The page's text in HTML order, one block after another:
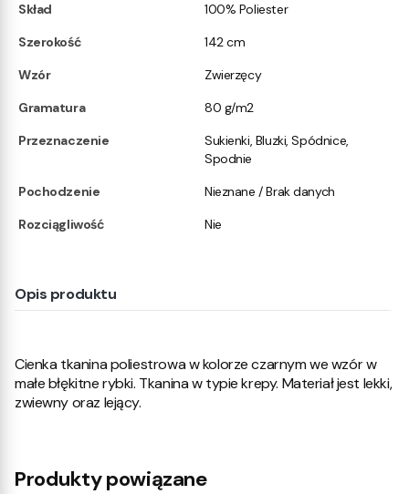
Skład
100% Poliester
Szerokość
142 cm
Wzór
Zwierzęcy
Gramatura
80 g/m2
Przeznaczenie
Sukienki, Bluzki, Spódnice,
Spodnie
Pochodzenie
Nieznane / Brak danych
Rozciągliwość
Nie
Opis produktu
Cienka tkanina poliestrowa w kolorze czarnym we wzór w
małe błękitne rybki. Tkanina w typie krepy. Materiał jest lekki,
zwiewny oraz lejący.
Produkty powiązane